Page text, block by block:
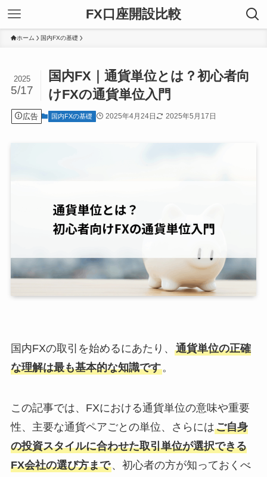
FX口座開設比較
ホーム 国内FXの基礎
国内FX｜通貨単位とは？初心者向
けFXの通貨単位入門
2025
5/17
広告 国内FXの基礎 2025年4月24日 2025年5月17日
国内FXの取引を始めるにあたり、 通貨単位の正確
な理解は最も基本的な知識です。
この記事では、FXにおける通貨単位の意味や重要
性、主要な通貨ペアごとの単位、さらにはご自身
の投資スタイルに合わせた取引単位が選択できる
FX会社の選び方まで、初心者の方が知っておくべ